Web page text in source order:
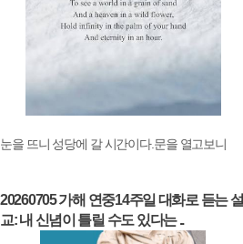
눈을 뜨니 성당에 갈 시간이다.문을 열고보니
20260705 가해 연중14주일 대화로 듣는 설
교: 내 신념이 틀릴 수도 있다는 ..